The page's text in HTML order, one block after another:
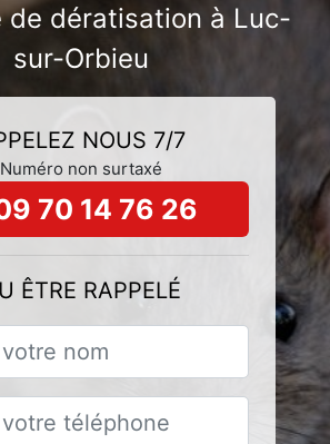
de dératisation à Luc-
sur-Orbieu
NOUS 7/7
Numéro non surtaxé
70 14 76 26
ÊTRE RAPPELÉ